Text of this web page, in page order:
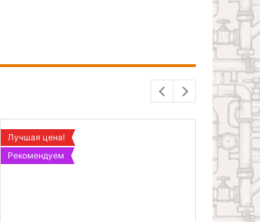
Лучшая цена!
Рекомендуем